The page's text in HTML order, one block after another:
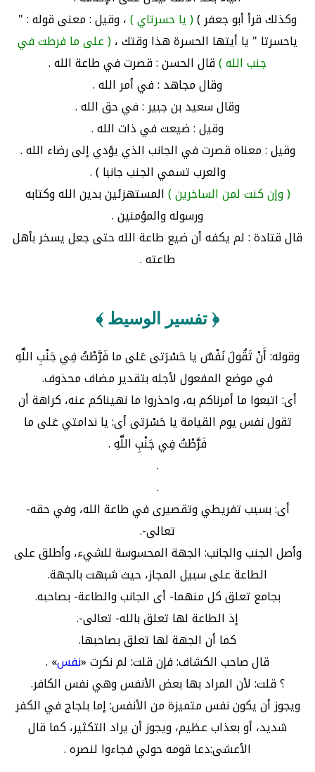
وكذلك قرأ أبو جعفر )( يا حسرتاي )، وقيل : معنى قوله : "
ياحسرتا " يا أيتها الحسرة هذا وقتك ،( على ما فرطت في
جنب الله )قال الحسن : قصرت في طاعة الله .
وقال مجاهد : في أمر الله .
وقال سعيد بن جبير : في حق الله .
وقيل : ضيعت في ذات الله .
وقيل : معناه قصرت في الجانب الذي يؤدي إلى رضاء الله .
والعرب تسمي الجنب جانبا ) .
( وإن كنت لمن الساخرين )المستهزئين بدين الله وكتابه
ورسوله والمؤمنين .
قال قتادة : لم يكفه أن ضيع طاعة الله حتى جعل يسخر بأهل
طاعته .
﴿ تفسير الوسيط ﴾
وقوله: أَنْ تَقُولَ نَفْسٌ يا حَسْرَتى عَلى ما فَرَّطْتُ فِي جَنْبِ اللَّهِ
في موضع المفعول لأجله بتقدير مضاف محذوف.
أى: اتبعوا ما أمرناكم به، واحذروا ما نهيناكم عنه، كراهة أن
تقول نفس يوم القيامة يا حَسْرَتى أى: يا ندامتي عَلى ما
فَرَّطْتُ فِي جَنْبِ اللَّهِ .
.
.
أى: بسبب تفريطي وتقصيرى في طاعة الله، وفي حقه-
تعالى-.
وأصل الجنب والجانب: الجهة المحسوسة للشيء، وأطلق على
الطاعة على سبيل المجاز، حيث شبهت بالجهة.
بجامع تعلق كل منهما- أى الجانب والطاعة- بصاحبه.
إذ الطاعة لها تعلق بالله- تعالى-.
كما أن الجهة لها تعلق بصاحبها.
قال صاحب الكشاف: فإن قلت: لم نكرت «نفس» .
؟ قلت: لأن المراد بها بعض الأنفس وهي نفس الكافر.
ويجوز أن يكون نفس متميزة من الأنفس: إما بلجاج في الكفر
شديد، أو بعذاب عظيم، ويجوز أن يراد التكثير، كما قال
الأعشى:دعا قومه حولي فجاءوا لنصره .